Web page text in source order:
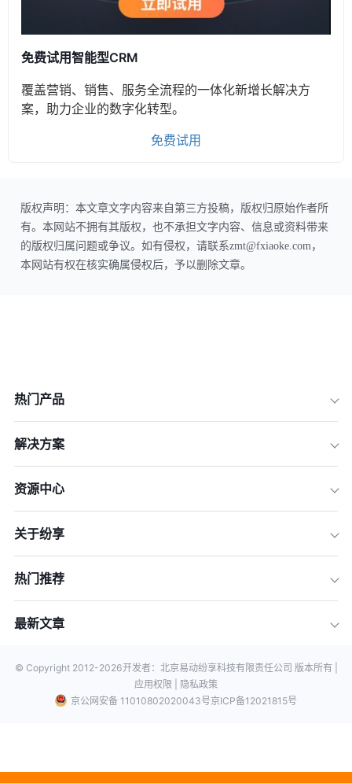
免费试用智能型CRM
覆盖营销、销售、服务全流程的一体化新增长解决方
案，助力企业的数字化转型。
免费试用
版权声明：本文章文字内容来自第三方投稿，版权归原始作者所
有。本网站不拥有其版权，也不承担文字内容、信息或资料带来
的版权归属问题或争议。如有侵权，请联系zmt@fxiaoke.com，
本网站有权在核实确属侵权后，予以删除文章。
热门产品
解决方案
资源中心
关于纷享
热门推荐
最新文章
© Copyright 2012-2026开发者：北京易动纷享科技有限责任公司 版本所有 |
应用权限 |
隐私政策
京公网安备 11010802020043号京ICP备12021815号